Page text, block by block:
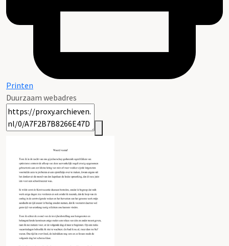
Printen
Duurzaam webadres